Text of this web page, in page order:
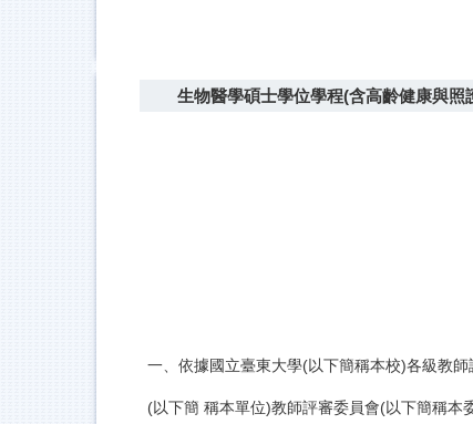
生物醫學碩士學位學程(含高齡健康與
一、依據國立臺東大學(以下簡稱本校)各級教
(以下簡 稱本單位)教師評審委員會(以下簡稱本